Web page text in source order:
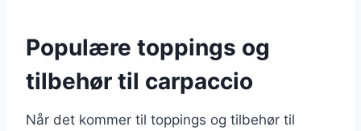
Populære toppings og
tilbehør til carpaccio
Når det kommer til toppings og tilbehør til